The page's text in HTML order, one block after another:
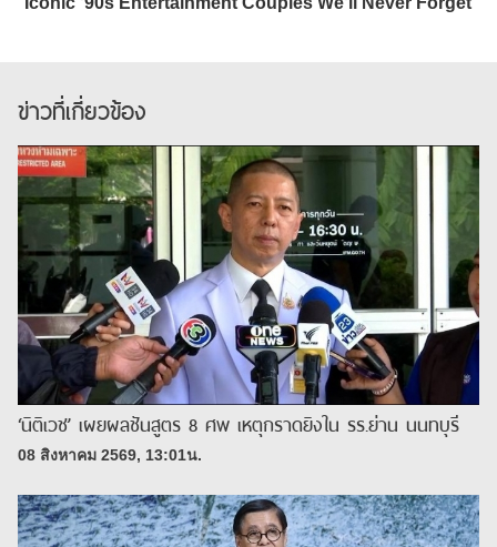
ข่าวที่เกี่ยวข้อง
‘นิติเวช’ เผยผลชันสูตร 8 ศพ เหตุกราดยิงใน รร.ย่าน นนทบุรี
08 สิงหาคม 2569, 13:01น.